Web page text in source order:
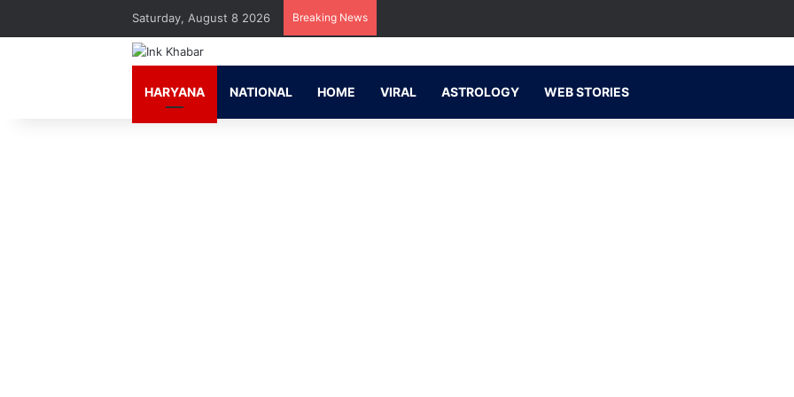
Saturday, August 8 2026 Breaking News
HARYANA NATIONAL HOME VIRAL ASTROLOGY WEB STORIES